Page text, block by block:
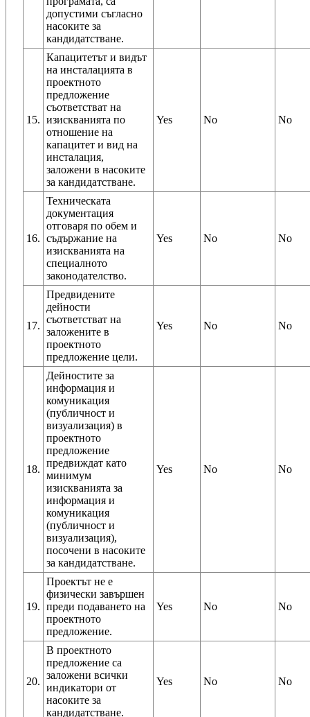
допустими съгласно
насоките за
кандидатстване.
15.
Капацитетът и видът
на инсталацията в
проектното
предложение
съответстват на
изискванията по
отношение на
капацитет и вид на
инсталация,
заложени в насоките
за кандидатстване.
Yes No No
16.
Техническата
документация
отговаря по обем и
съдържание на
изискванията на
специалното
законодателство.
Yes No No
17.
Предвидените
дейности
съответстват на
заложените в
проектното
предложение цели.
Yes No No
18.
Дейностите за
информация и
комуникация
(публичност и
визуализация) в
проектното
предложение
предвиждат като
минимум
изискванията за
информация и
комуникация
(публичност и
визуализация),
посочени в насоките
за кандидатстване.
Yes No No
19.
Проектът не е
физически завършен
преди подаването на
проектното
предложение.
Yes No No
20.
В проектното
предложение са
заложени всички
индикатори от
насоките за
кандидатстване.
Yes No No